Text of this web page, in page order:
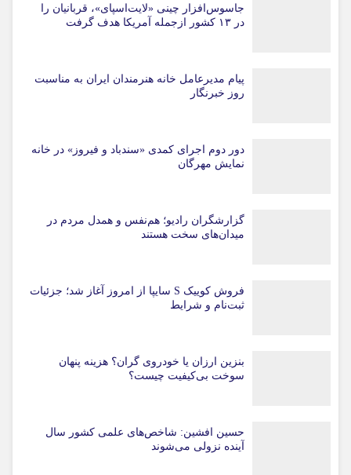
جاسوس‌افزار چینی «لایت‌اسپای»، قربانیان را
در ۱۳ کشور ازجمله آمریکا هدف گرفت
پیام مدیرعامل خانه هنرمندان ایران به مناسبت
روز خبرنگار
دور دوم اجرای کمدی «سندباد و فیروز» در خانه
نمایش مهرگان
گزارشگران رادیو؛ هم‌نفس و همدل مردم در
میدان‌های سخت هستند
فروش کوییک S سایپا از امروز آغاز شد؛ جزئیات
ثبت‌نام و شرایط
بنزین ارزان یا خودروی گران؟ هزینه پنهان
سوخت بی‌کیفیت چیست؟
حسین افشین: شاخص‌های علمی کشور سال
آینده نزولی می‌شوند